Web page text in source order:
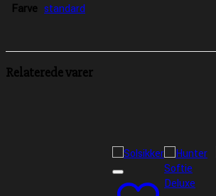
Farve standard
Relaterede varer